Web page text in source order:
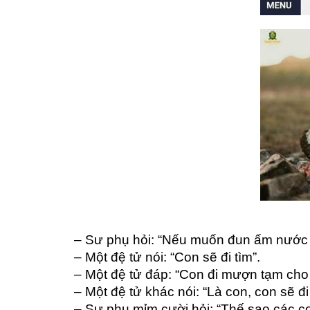
– Sư phụ hỏi: “Nếu muốn đun ấm
– Một đệ tử nói: “Con sẽ đi tìm”.
– Một đệ tử đáp: “Con đi mượn tạm cho
– Một đệ tử khác nói: “Là con, con sẽ đi